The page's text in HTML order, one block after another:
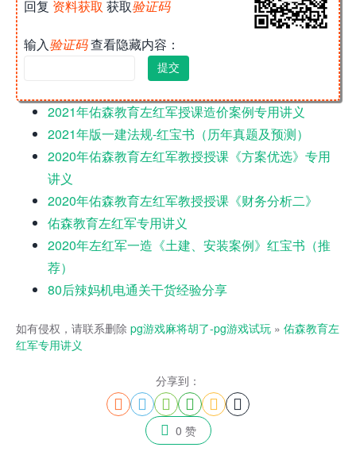
回复 资料获取 获取验证码
输入验证码查看隐藏内容：
2021年佑森教育左红军授课造价案例专用讲义
2021年版一建法规-红宝书（历年真题及预测）
2020年佑森教育左红军教授授课《方案优选》专用
讲义
2020年佑森教育左红军教授授课《财务分析二》
佑森教育左红军专用讲义
2020年左红军一造《土建、安装案例》红宝书（推
荐）
80后辣妈机电通关干货经验分享
如有侵权，请联系删除 pg游戏麻将胡了-pg游戏试玩 » 佑森教育左
红军专用讲义
分享到：
     
 0 赞